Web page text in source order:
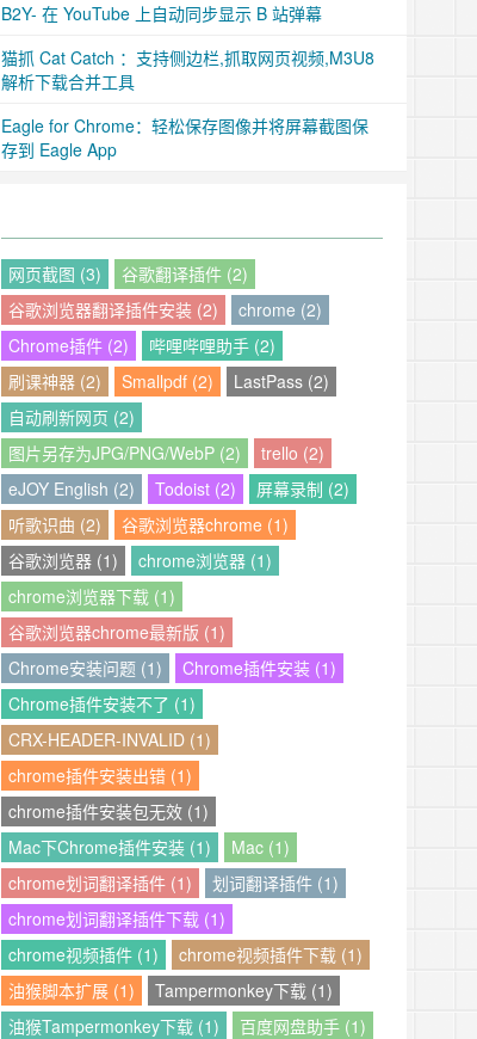
B2Y- 在 YouTube 上自动同步显示 B 站弹幕
猫抓 Cat Catch ：支持侧边栏,抓取网页视频,M3U8
解析下载合并工具
Eagle for Chrome：轻松保存图像并将屏幕截图保
存到 Eagle App
网页截图 (3)
谷歌翻译插件 (2)
谷歌浏览器翻译插件安装 (2)
chrome (2)
Chrome插件 (2)
哔哩哔哩助手 (2)
刷课神器 (2)
Smallpdf (2)
LastPass (2)
自动刷新网页 (2)
图片另存为JPG/PNG/WebP (2)
trello (2)
eJOY English (2)
Todoist (2)
屏幕录制 (2)
听歌识曲 (2)
谷歌浏览器chrome (1)
谷歌浏览器 (1)
chrome浏览器 (1)
chrome浏览器下载 (1)
谷歌浏览器chrome最新版 (1)
Chrome安装问题 (1)
Chrome插件安装 (1)
Chrome插件安装不了 (1)
CRX-HEADER-INVALID (1)
chrome插件安装出错 (1)
chrome插件安装包无效 (1)
Mac下Chrome插件安装 (1)
Mac (1)
chrome划词翻译插件 (1)
划词翻译插件 (1)
chrome划词翻译插件下载 (1)
chrome视频插件 (1)
chrome视频插件下载 (1)
油猴脚本扩展 (1)
Tampermonkey下载 (1)
油猴Tampermonkey下载 (1)
百度网盘助手 (1)